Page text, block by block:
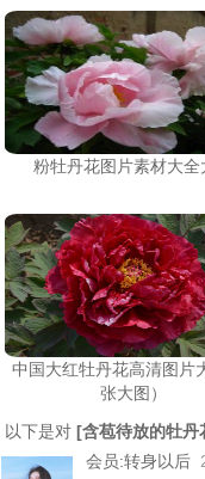
粉牡丹花图片素材大全
中国大红牡丹花高清图片
张大图）
以下是对 [含苞待放的牡丹
会员:转身以后